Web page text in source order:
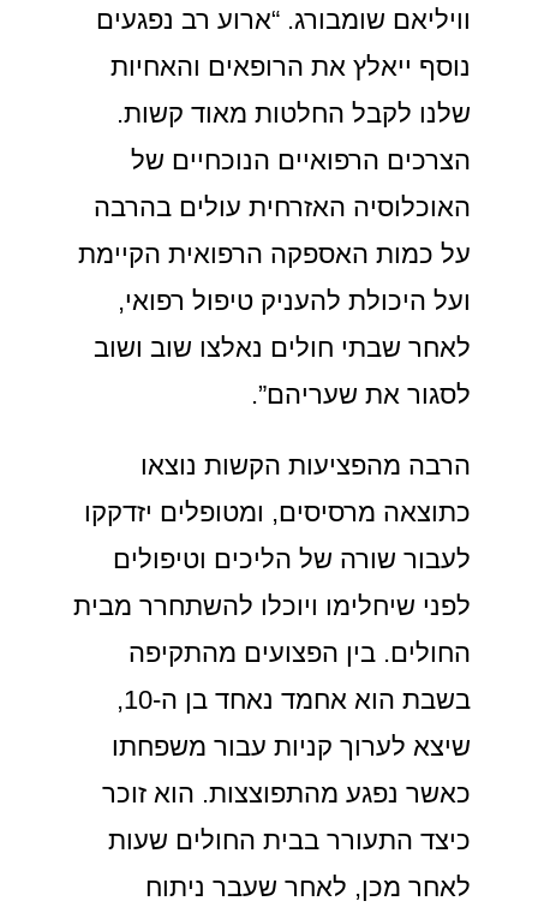
וויליאם שומבורג. “ארוע רב נפגעים
נוסף ייאלץ את הרופאים והאחיות
שלנו לקבל החלטות מאוד קשות.
הצרכים הרפואיים הנוכחיים של
האוכלוסיה האזרחית עולים בהרבה
על כמות האספקה הרפואית הקיימת
ועל היכולת להעניק טיפול רפואי,
לאחר שבתי חולים נאלצו שוב ושוב
לסגור את שעריהם”.
הרבה מהפציעות הקשות נוצאו
כתוצאה מרסיסים, ומטופלים יזדקקו
לעבור שורה של הליכים וטיפולים
לפני שיחלימו ויוכלו להשתחרר מבית
החולים. בין הפצועים מהתקיפה
בשבת הוא אחמד נאחד בן ה-10,
שיצא לערוך קניות עבור משפחתו
כאשר נפגע מהתפוצצות. הוא זוכר
כיצד התעורר בבית החולים שעות
לאחר מכן, לאחר שעבר ניתוח